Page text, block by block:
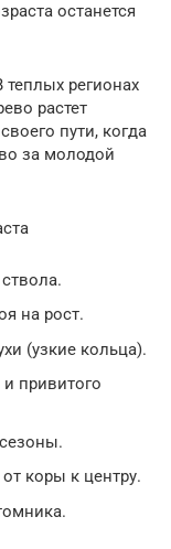
останется
теплых регионах
растет
пути, когда
за молодой
на рост.
(узкие кольца).
привитого
коры к центру.